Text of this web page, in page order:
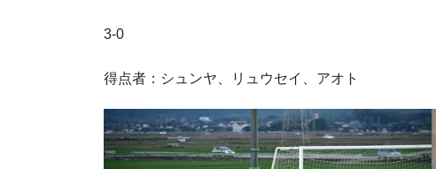
3-0
得点者：シュンヤ、リュウセイ、アオト